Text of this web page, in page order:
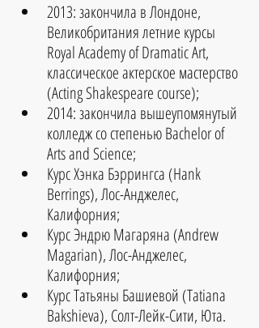
2013: закончила в Лондоне,
Великобритания летние курсы
Royal Academy of Dramatic Art,
классическое актерское мастерство
(Acting Shakespeare course);
2014: закончила вышеупомянутый
колледж со степенью Bachelor of
Arts and Science;
Курс Хэнка Бэррингса (Hank
Berrings), Лос-Анджелес,
Калифорния;
Курс Эндрю Магаряна (Andrew
Magarian), Лос-Анджелес,
Калифорния;
Курс Татьяны Башиевой (Tatiana
Bakshieva), Солт-Лейк-Сити, Юта.